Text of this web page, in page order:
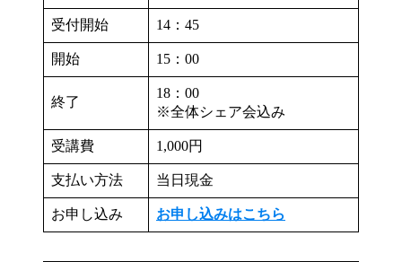
受付開始 14：45
開始 15：00
終了
18：00
※全体シェア会込み
受講費 1,000円
支払い方法 当日現金
お申し込み お申し込みはこちら